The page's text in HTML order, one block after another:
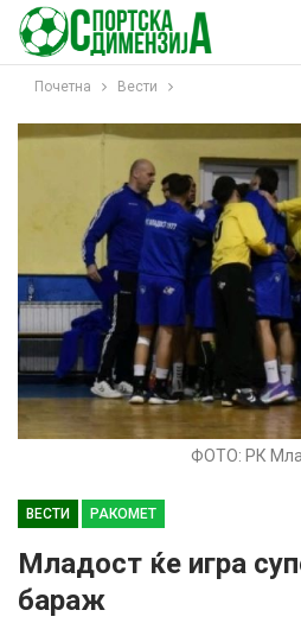
Почетна Вести
ФОТО: РК
ВЕСТИ РАКОМЕТ
Младост ќе игра
бараж